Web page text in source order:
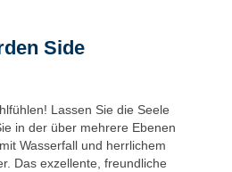
Side
Lassen Sie die Seele
in der über mehrere Ebenen
Wasserfall und herrlichem
Das exzellente, freundliche